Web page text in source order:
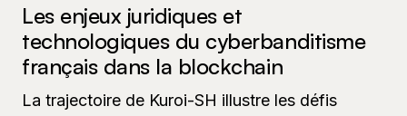
Les enjeux juridiques et
technologiques du cyberbanditisme
français dans la blockchain
La trajectoire de Kuroi-SH illustre les défis